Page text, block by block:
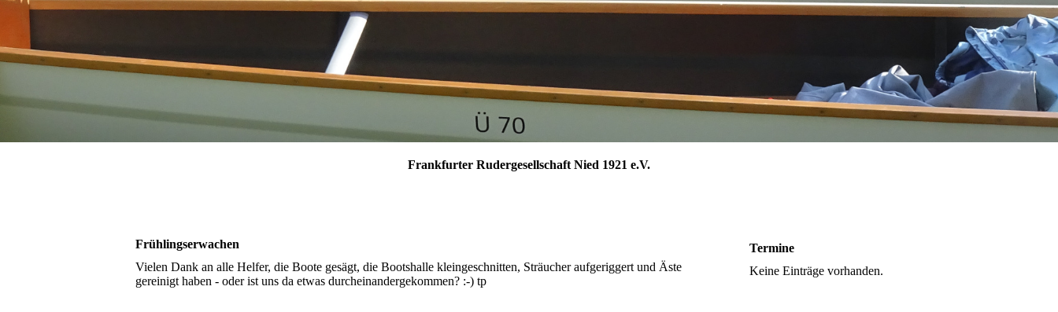
Frankfurter Rudergesellschaft Nied 1921 e.V.
Frühlingserwachen
Vielen Dank an alle Helfer, die Boote gesägt, die Bootshalle kleingeschnitten, Sträucher aufgeriggert und Äste
gereinigt haben - oder ist uns da etwas durcheinandergekommen? :-) tp
Termine
Keine Einträge vorhanden.